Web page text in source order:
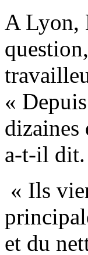
A Lyon,
«
dizaines
a-t-il dit.
« Ils
et du